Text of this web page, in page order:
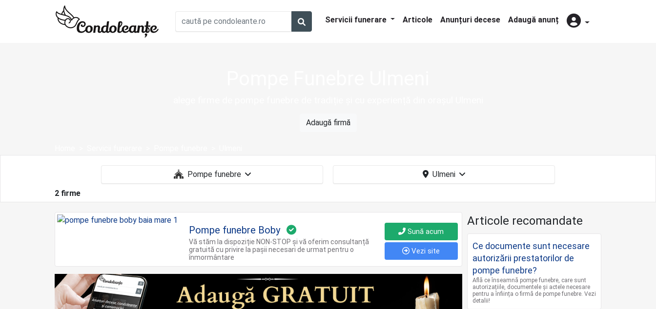
Servicii funerare Articole Anunțuri decese Adaugă anunț
Adaugă firmă
2 firme
Pompe funebre Boby
Vă stăm la dispoziție NON-STOP și vă oferim consultanță
gratuită cu privire la pașii necesari de urmat pentru o
înmormântare
Sună acum
Vezi site
Articole recomandate
Ce documente sunt necesare
autorizării prestatorilor de
pompe funebre?
Află ce înseamnă pompe funebre, care sunt
autorizațiile, documentele și actele necesare
pentru a înființa o firmă de pompe funebre. Vezi
detalii!